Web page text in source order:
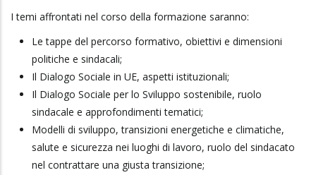
I temi affrontati nel corso della formazione saranno:
Le tappe del percorso formativo, obiettivi e dimensioni
politiche e sindacali;
Il Dialogo Sociale in UE, aspetti istituzionali;
Il Dialogo Sociale per lo Sviluppo sostenibile, ruolo
sindacale e approfondimenti tematici;
Modelli di sviluppo, transizioni energetiche e climatiche,
salute e sicurezza nei luoghi di lavoro, ruolo del sindacato
nel contrattare una giusta transizione;